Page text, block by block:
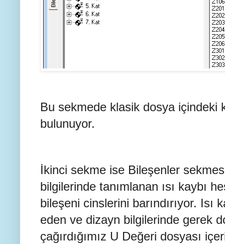
Bu sekmede klasik dosya içindeki
bulunuyor.
İkinci sekme ise Bileşenler
bilgilerinde tanımlanan ısı kaybı
bileşeni cinslerini barındırıyor. Isı
eden ve dizayn bilgilerinde gerek
çağırdığımız U Değeri dosyası